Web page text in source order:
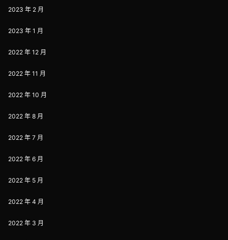
2023 年 2 月
2023 年 1 月
2022 年 12 月
2022 年 11 月
2022 年 10 月
2022 年 8 月
2022 年 7 月
2022 年 6 月
2022 年 5 月
2022 年 4 月
2022 年 3 月